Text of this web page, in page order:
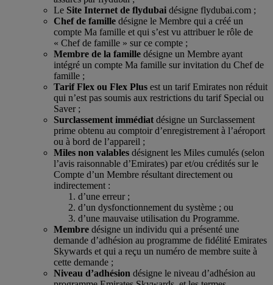
Le Site Internet de flydubai désigne flydubai.com ;
Chef de famille désigne le Membre qui a créé un
compte Ma famille et qui s’est vu attribuer le rôle de
« Chef de famille » sur ce compte ;
Membre de la famille désigne un Membre ayant
intégré un compte Ma famille sur invitation du Chef de
famille ;
Tarif Flex ou Flex Plus est un tarif Emirates non réduit
qui n’est pas soumis aux restrictions du tarif Special ou
Saver ;
Surclassement immédiat désigne un Surclassement
prime obtenu au comptoir d’enregistrement à l’aéroport
ou à bord de l’appareil ;
Miles non valables désignent les Miles cumulés (selon
l’avis raisonnable d’Emirates) par et/ou crédités sur le
Compte d’un Membre résultant directement ou
indirectement :
d’une erreur ;
d’un dysfonctionnement du système ; ou
d’une mauvaise utilisation du Programme.
Membre désigne un individu qui a présenté une
demande d’adhésion au programme de fidélité Emirates
Skywards et qui a reçu un numéro de membre suite à
cette demande ;
Niveau d’adhésion désigne le niveau d’adhésion au